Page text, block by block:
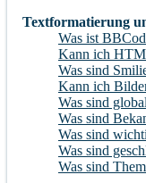
Textformatierung
Was ist
Kann ich
Was sind
Kann ich
Was sind
Was sind
Was sind
Was sind
Was sind